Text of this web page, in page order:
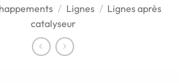
/ Lignes / Lignes après
catalyseur